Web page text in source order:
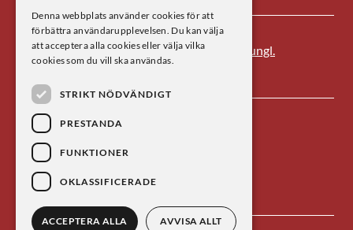
Centrum för vetenskapshistoria är ett av
Kungl.
Vetenskapsakademiens forskningsinstitut.
Denna webbplats använder cookies för att
förbättra användarupplevelsen. Du kan välja
att acceptera alla cookies eller välja vilka
cookies som du vill ska användas.
STRIKT NÖDVÄNDIGT
PRESTANDA
FUNKTIONER
OKLASSIFICERADE
ACCEPTERA ALLA AVVISA ALLT